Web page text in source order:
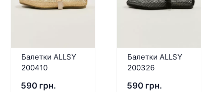
Балетки ALLSY
200410
590 грн.
Балетки ALLSY
200326
590 грн.